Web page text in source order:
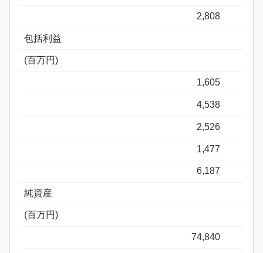
2,808
包括利益
(百万円)
1,605
4,538
2,526
1,477
6,187
純資産
(百万円)
74,840